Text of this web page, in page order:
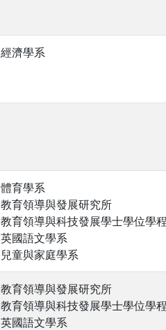
經濟學系
體育學系
教育領導與發展研究所
教育領導與科技發展學士學位學程
英國語文學系
兒童與家庭學系
教育領導與發展研究所
教育領導與科技發展學士學位學程
英國語文學系